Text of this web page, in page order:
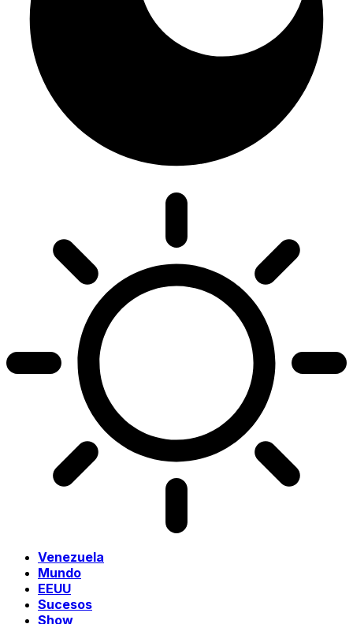
Venezuela
Mundo
EEUU
Sucesos
Show